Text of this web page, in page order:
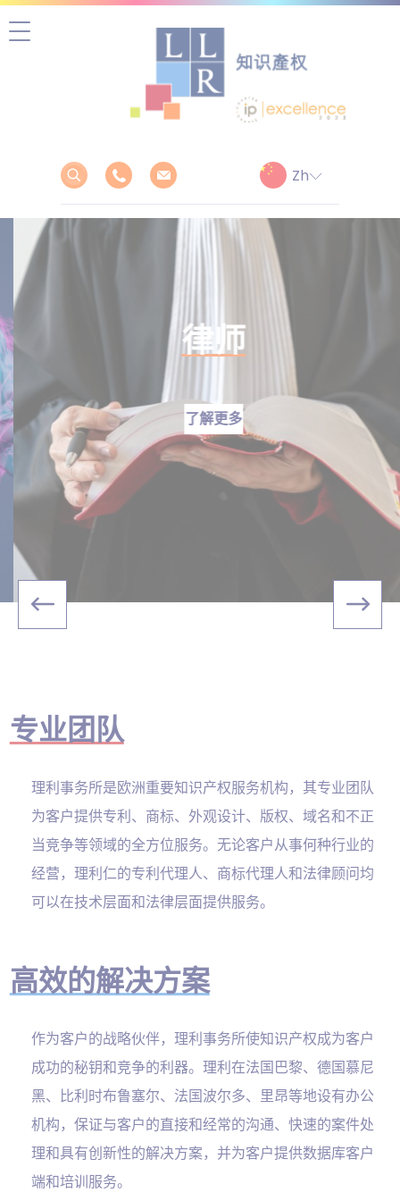
律师
了解更多
专业团队
理利事务所是欧洲重要知识产权服务机构，其专业团队
为客户提供专利、商标、外观设计、版权、域名和不正
当竞争等领域的全方位服务。无论客户从事何种行业的
经营，理利仁的专利代理人、商标代理人和法律顾问均
可以在技术层面和法律层面提供服务。
高效的解决方案
作为客户的战略伙伴，理利事务所使知识产权成为客户
成功的秘钥和竞争的利器。理利在法国巴黎、德国慕尼
黑、比利时布鲁塞尔、法国波尔多、里昂等地设有办公
机构，保证与客户的直接和经常的沟通、快速的案件处
理和具有创新性的解决方案，并为客户提供数据库客户
端和培训服务。